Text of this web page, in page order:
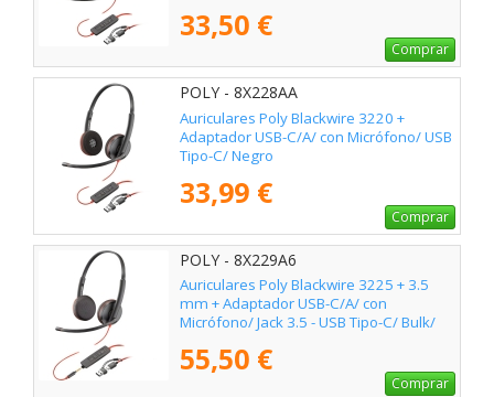
33,50 €
Comprar
POLY - 8X228AA
Auriculares Poly Blackwire 3220 +
Adaptador USB-C/A/ con Micrófono/ USB
Tipo-C/ Negro
33,99 €
Comprar
POLY - 8X229A6
Auriculares Poly Blackwire 3225 + 3.5
mm + Adaptador USB-C/A/ con
Micrófono/ Jack 3.5 - USB Tipo-C/ Bulk/
55,50 €
Comprar